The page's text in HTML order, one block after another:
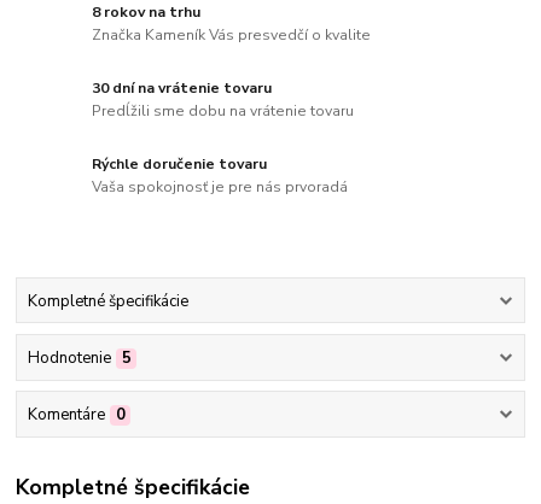
8 rokov na trhu
Značka Kameník Vás presvedčí o kvalite
30 dní na vrátenie tovaru
Predĺžili sme dobu na vrátenie tovaru
Rýchle doručenie tovaru
Vaša spokojnosť je pre nás prvoradá
Kompletné špecifikácie
Hodnotenie 5
Komentáre 0
Kompletné špecifikácie